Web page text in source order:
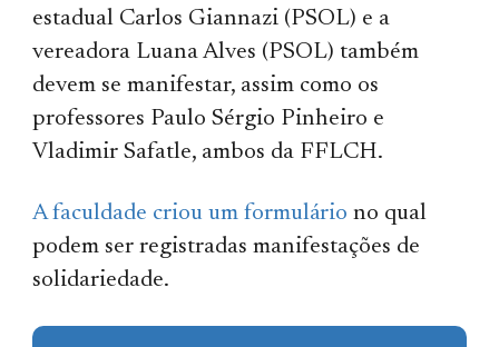
estadual Carlos Giannazi (PSOL) e a
vereadora Luana Alves (PSOL) também
devem se manifestar, assim como os
professores Paulo Sérgio Pinheiro e
Vladimir Safatle, ambos da FFLCH.
A faculdade criou um formulário no qual
podem ser registradas manifestações de
solidariedade.